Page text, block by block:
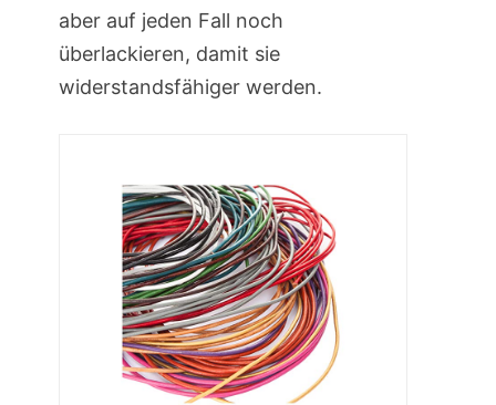
aber auf jeden Fall noch
überlackieren, damit sie
widerstandsfähiger werden.